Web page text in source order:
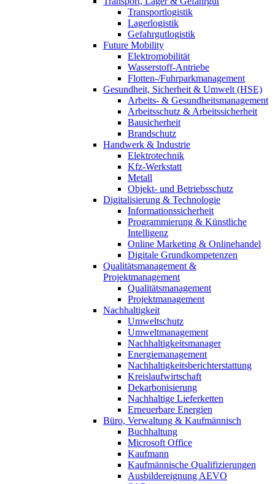
Transportlogistik
Lagerlogistik
Gefahrgutlogistik
Future Mobility
Elektromobilität
Wasserstoff-Antriebe
Flotten-/Fuhrparkmanagement
Gesundheit, Sicherheit & Umwelt (HSE)
Arbeits- & Gesundheitsmanagement
Arbeitsschutz & Arbeitssicherheit
Bausicherheit
Brandschutz
Handwerk & Industrie
Elektrotechnik
Kfz-Werkstatt
Metall
Objekt- und Betriebsschutz
Digitalisierung & Technologie
Informationssicherheit
Programmierung & Künstliche
Intelligenz
Online Marketing & Onlinehandel
Digitale Grundkompetenzen
Qualitätsmanagement &
Projektmanagement
Qualitätsmanagement
Projektmanagement
Nachhaltigkeit
Umweltschutz
Umweltmanagement
Nachhaltigkeitsmanager
Energiemanagement
Nachhaltigkeitsberichterstattung
Kreislaufwirtschaft
Dekarbonisierung
Nachhaltige Lieferketten
Erneuerbare Energien
Büro, Verwaltung & Kaufmännisch
Buchhaltung
Microsoft Office
Kaufmann
Kaufmännische Qualifizierungen
Ausbildereignung AEVO